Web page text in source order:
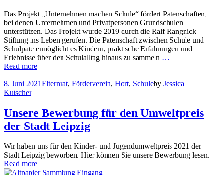
Das Projekt „Unternehmen machen Schule“ fördert Patenschaften,
bei denen Unternehmen und Privatpersonen Grundschulen
unterstützen. Das Projekt wurde 2019 durch die Ralf Rangnick
Stiftung ins Leben gerufen. Die Patenschaft zwischen Schule und
Schulpate ermöglicht es Kindern, praktische Erfahrungen und
Erlebnisse über den Schulalltag hinaus zu sammeln …
Read more
8. Juni 2021Elternrat, Förderverein, Hort, Schuleby Jessica
Kutscher
Unsere Bewerbung für den Umweltpreis
der Stadt Leipzig
Wir haben uns für den Kinder- und Jugendumweltpreis 2021 der
Stadt Leipzig beworben. Hier können Sie unsere Bewerbung lesen.
Read more